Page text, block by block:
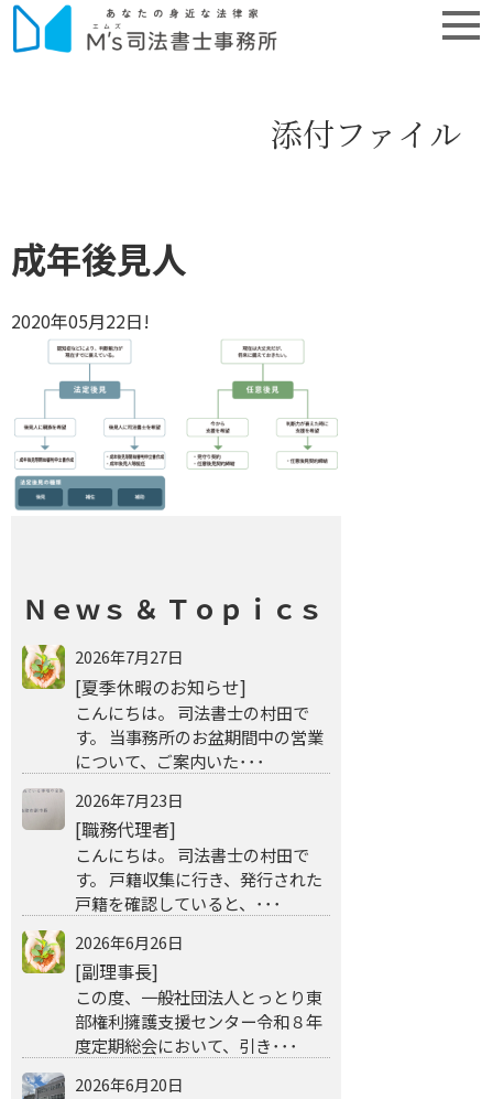
添付ファイル
成年後見人
2020年05月22日!
Ｎｅｗｓ ＆ Ｔｏｐｉｃｓ
2026年7月27日
[夏季休暇のお知らせ]
こんにちは。 司法書士の村田で
す。 当事務所のお盆期間中の営業
について、ご案内いた･･･
2026年7月23日
[職務代理者]
こんにちは。 司法書士の村田で
す。 戸籍収集に行き、発行された
戸籍を確認していると、･･･
2026年6月26日
[副理事長]
この度、一般社団法人とっとり東
部権利擁護支援センター令和８年
度定期総会において、引き･･･
2026年6月20日